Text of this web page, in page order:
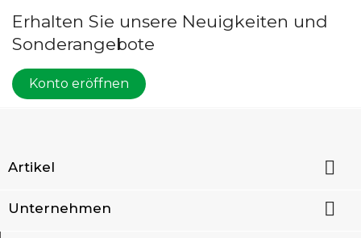
Erhalten Sie unsere Neuigkeiten und
Sonderangebote
Konto eröffnen
Artikel 
Unternehmen 